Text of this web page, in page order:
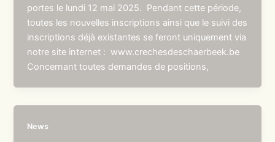
portes le lundi 12 mai 2025. Pendant cette période,
toutes les nouvelles inscriptions ainsi que le suivi des
inscriptions déjà existantes se feront uniquement via
notre site internet : www.crechesdeschaerbeek.be
Concernant toutes demandes de positions,
News